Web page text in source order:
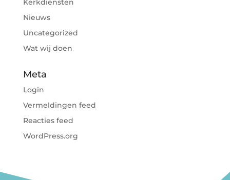
Kerkdiensten
Nieuws
Uncategorized
Wat wij doen
Meta
Login
Vermeldingen feed
Reacties feed
WordPress.org